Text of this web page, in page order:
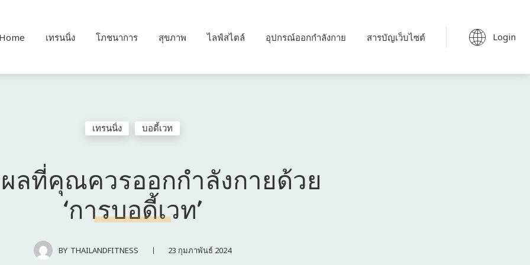
เทรนนิ่ง โภชนาการ สุขภาพ ไลฟ์สไตล์ อุปกรณ์ออกกำลังกาย สารบัญเว็บไซต์ Login
เทรนนิ่ง บอดี้เวท
ผลที่คุณควรออกกำลังกายด้วย
‘การบอดี้เวท’
BY THAILANDFITNESS 23 กุมภาพันธ์ 2024